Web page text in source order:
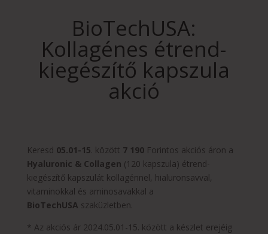
BioTechUSA:
Kollagénes étrend-
kiegészítő kapszula
akció
Keresd 05.01-15. között 7 190Forintos akciós áron a
Hyaluronic & Collagen (120 kapszula) étrend-
kiegészítő kapszulát kollagénnel, hialuronsavval,
vitaminokkal és aminosavakkal a
BioTechUSA szaküzletben.
* Az akciós ár 2024.05.01-15. között a készlet erejéig